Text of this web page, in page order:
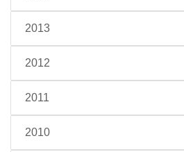
2013
2012
2011
2010